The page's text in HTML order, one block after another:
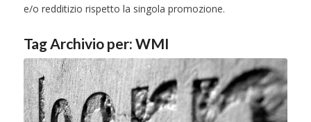
e/o redditizio rispetto la singola promozione.
Tag Archivio per: WMI